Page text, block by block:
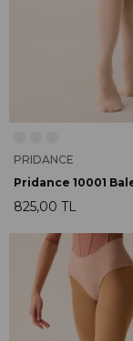
PRIDANCE
825,00 TL